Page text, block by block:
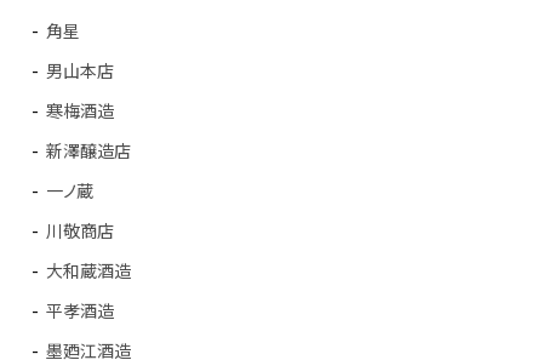
角星
男山本店
寒梅酒造
新澤醸造店
一ノ蔵
川敬商店
大和蔵酒造
平孝酒造
墨廼江酒造